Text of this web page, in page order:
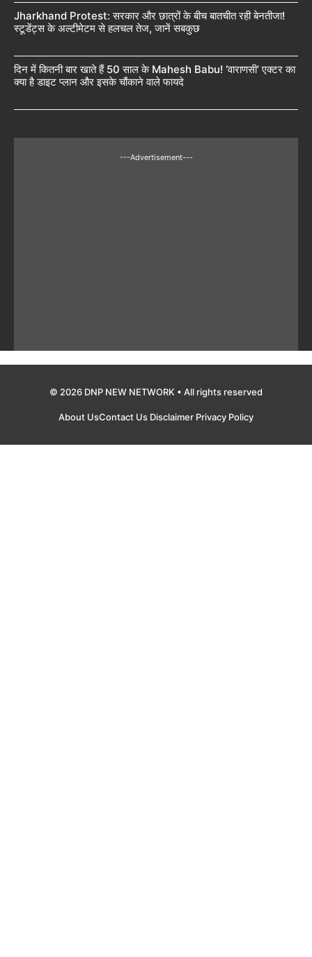
Jharkhand Protest: सरकार और छात्रों के बीच बातचीत रही बेनतीजा!
स्टूडेंट्स के अल्टीमेटम से हलचल तेज, जानें सबकुछ
दिन में कितनी बार खाते हैं 50 साल के Mahesh Babu! ‘वाराणसी’ एक्टर का
क्या है डाइट प्लान और इसके चौंकाने वाले फायदे
---Advertisement---
© 2026 DNP NEW NETWORK • All rights reserved
About UsContact Us Disclaimer Privacy Policy